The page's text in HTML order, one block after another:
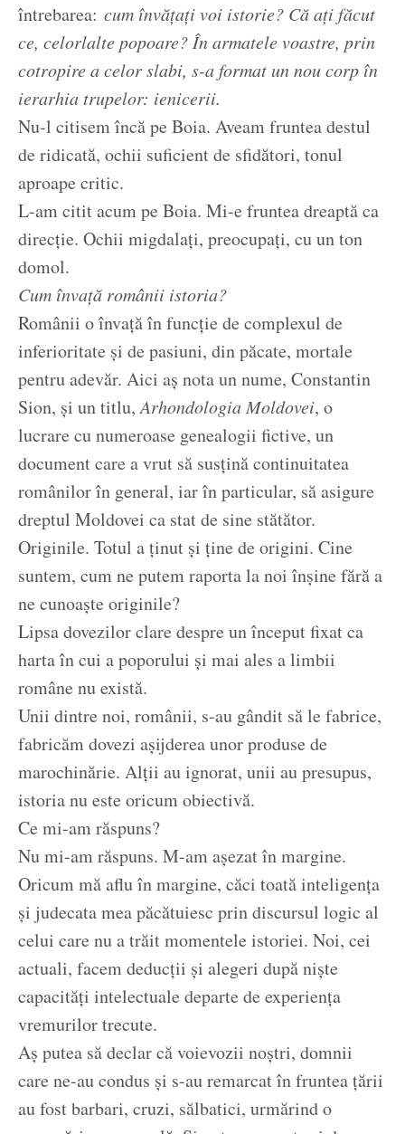
întrebarea: cum învățați voi istorie? Că ați făcut
ce, celorlalte popoare? În armatele voastre, prin
cotropire a celor slabi, s-a format un nou corp în
ierarhia trupelor: ienicerii.
Nu-l citisem încă pe Boia. Aveam fruntea destul
de ridicată, ochii suficient de sfidători, tonul
aproape critic.
L-am citit acum pe Boia. Mi-e fruntea dreaptă ca
direcție. Ochii migdalați, preocupați, cu un ton
domol.
Cum învață românii istoria?
Românii o învață în funcție de complexul de
inferioritate și de pasiuni, din păcate, mortale
pentru adevăr. Aici aș nota un nume, Constantin
Sion, și un titlu,Arhondologia Moldovei, o
lucrare cu numeroase genealogii fictive, un
document care a vrut să susțină continuitatea
românilor în general, iar în particular, să asigure
dreptul Moldovei ca stat de sine stătător.
Originile. Totul a ținut și ține de origini. Cine
suntem, cum ne putem raporta la noi înșine fără a
ne cunoaște originile?
Lipsa dovezilor clare despre un început fixat ca
harta în cui a poporului și mai ales a limbii
române nu există.
Unii dintre noi, românii, s-au gândit să le fabrice,
fabricăm dovezi așijderea unor produse de
marochinărie. Alții au ignorat, unii au presupus,
istoria nu este oricum obiectivă.
Ce mi-am răspuns?
Nu mi-am răspuns. M-am așezat în margine.
Oricum mă aflu în margine, căci toată inteligența
și judecata mea păcătuiesc prin discursul logic al
celui care nu a trăit momentele istoriei. Noi, cei
actuali, facem deducții și alegeri după niște
capacități intelectuale departe de experiența
vremurilor trecute.
Aș putea să declar că voievozii noștri, domnii
care ne-au condus și s-au remarcat în fruntea țării
au fost barbari, cruzi, sălbatici, urmărind o